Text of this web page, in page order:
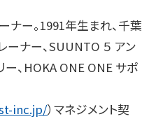
ナー。1991年生まれ、千葉
ーナー、SUUNTO ５ アン
ー、HOKA ONE ONE サポ
inc.jp/）マネジメント契